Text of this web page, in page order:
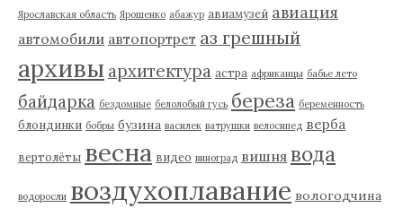
Ярославская область Ярошенко абажур авиамузей авиация
автомобили автопортрет аз грешный
архивы архитектура астра африканцы бабье лето
байдарка бездомные белолобый гусь береза беременность
блондинки бобры бузина василек ватрушки велосипед верба
вертолёты весна видео виноград вишня вода
водоросли воздухоплавание вологодчина